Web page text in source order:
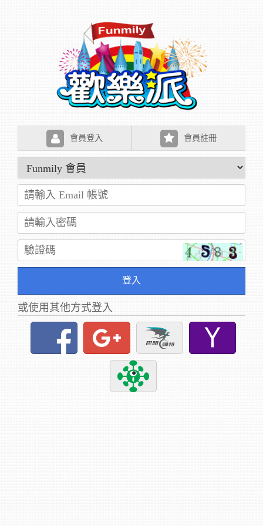
會員登入 會員註冊
登入
或使用其他方式登入